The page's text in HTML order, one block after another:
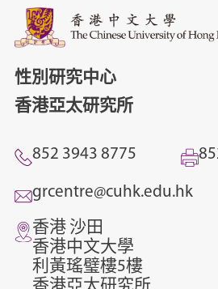
性別研究中心
香港亞太研究所
852 3943 8775
grcentre@cuhk.edu.hk
香港 沙田
香港中文大學
利黃瑤璧樓5樓